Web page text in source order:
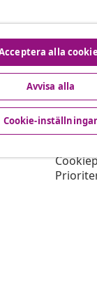
vidaXL
Om
alla
Avvisa alla
Cookie-inställningar